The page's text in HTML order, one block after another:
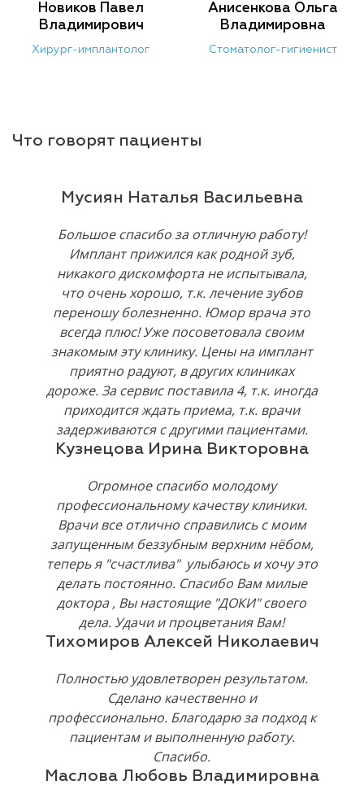
Новиков Павел
Владимирович
Хирург-имплантолог
Анисенкова Ольга
Владимировна
Стоматолог-гигиенист
Что говорят пациенты
Мусиян Наталья Васильевна
Большое спасибо за отличную работу!
Имплант прижился как родной зуб,
никакого дискомфорта не испытывала,
что очень хорошо, т.к. лечение зубов
переношу болезненно. Юмор врача это
всегда плюс! Уже посоветовала своим
знакомым эту клинику. Цены на имплант
приятно радуют, в других клиниках
дороже. За сервис поставила 4, т.к. иногда
приходится ждать приема, т.к. врачи
задерживаются с другими пациентами.
Кузнецова Ирина Викторовна
Огромное спасибо молодому
профессиональному качеству клиники.
Врачи все отлично справились с моим
запущенным беззубным верхним нёбом,
теперь я "счастлива" улыбаюсь и хочу это
делать постоянно. Спасибо Вам милые
доктора , Вы настоящие "ДОКИ" своего
дела. Удачи и процветания Вам!
Тихомиров Алексей Николаевич
Полностью удовлетворен результатом.
Сделано качественно и
профессионально. Благодарю за подход к
пациентам и выполненную работу.
Спасибо.
Маслова Любовь Владимировна